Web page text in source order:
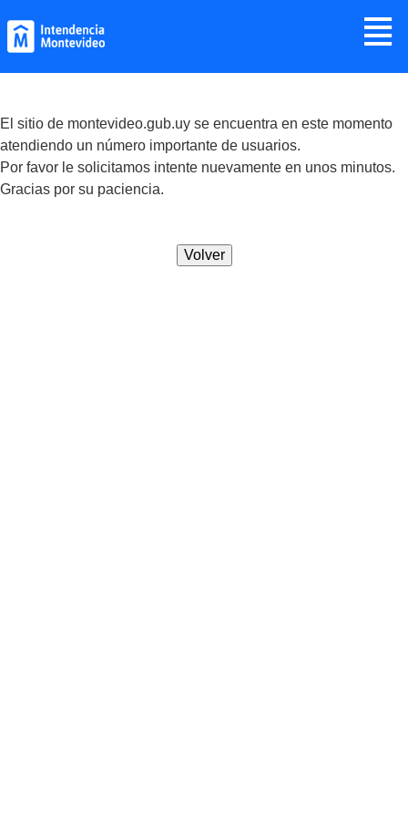
≣
El sitio de montevideo.gub.uy se encuentra en este momento
atendiendo un número importante de usuarios.
Por favor le solicitamos intente nuevamente en unos minutos.
Gracias por su paciencia.
Volver